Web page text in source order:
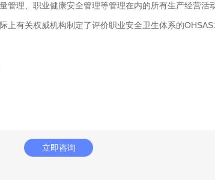
理、职业健康安全管理等管理在内的所有生产经营活
有关权威机构制定了评价职业安全卫生体系的
立即咨询